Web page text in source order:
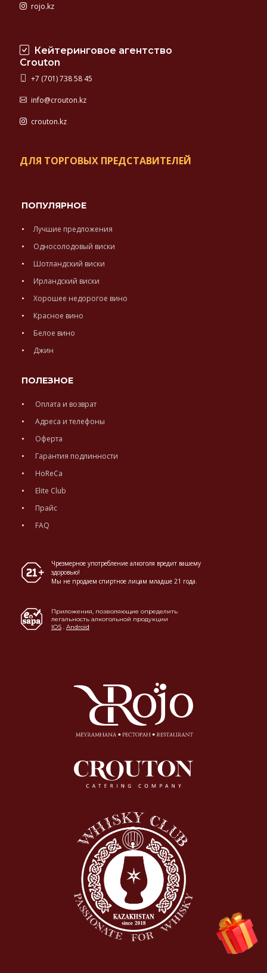
rojo.kz
Кейтеринговое агентство
Crouton
+7 (701) 738 58 45
info@crouton.kz
crouton.kz
ДЛЯ ТОРГОВЫХ ПРЕДСТАВИТЕЛЕЙ
ПОПУЛЯРНОЕ
Лучшие предложения
Односолодовый виски
Шотландский виски
Ирландский виски
Хорошее недорогое вино
Красное вино
Белое вино
Джин
ПОЛЕЗНОЕ
Оплата и возврат
Адреса и телефоны
Оферта
Гарантия подлинности
HoReCa
Elite Club
Прайс
FAQ
Чрезмерное употребление алкоголя вредит вашему
здоровью!
Мы не продаем спиртное лицам младше 21 года.
Приложения, позволяющие определить
легальность алкогольной продукции
IOS . Android